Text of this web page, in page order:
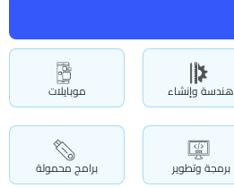
هندسة وإنشاء موبايلات
برمجة وتطوير برامج محمولة